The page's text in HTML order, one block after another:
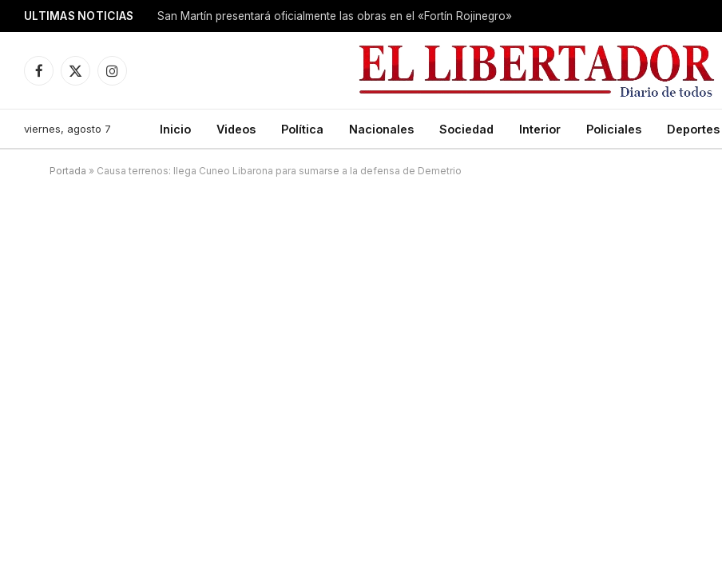
ULTIMAS NOTICIAS San Martín presentará oficialmente las obras en el «Fortín Rojinegro»
Facebook
X
Instagram
viernes, agosto 7 Inicio Videos Política Nacionales Sociedad Interior Policiales Deportes
Portada » Causa terrenos: llega Cuneo Libarona para sumarse a la defensa de Demetrio